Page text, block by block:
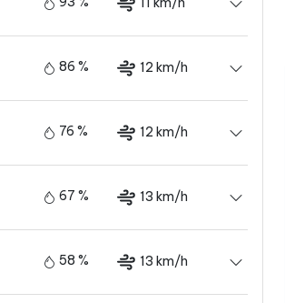
86 % 12 km/h
76 % 12 km/h
67 % 13 km/h
58 % 13 km/h